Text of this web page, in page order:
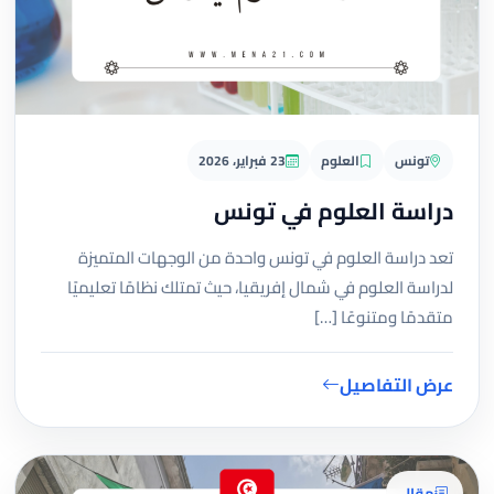
تونس العلوم 23 فبراير، 2026
دراسة العلوم في تونس
تعد دراسة العلوم في تونس واحدة من الوجهات المتميزة
لدراسة العلوم في شمال إفريقيا، حيث تمتلك نظامًا تعليميًا
متقدمًا ومتنوعًا […]
عرض التفاصيل